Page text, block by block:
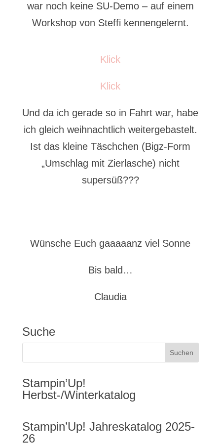
war noch keine SU-Demo – auf einem
Workshop von Steffi kennengelernt.
Klick
Klick
Und da ich gerade so in Fahrt war, habe
ich gleich weihnachtlich weitergebastelt.
Ist das kleine Täschchen (Bigz-Form
„Umschlag mit Zierlasche) nicht
supersüß???
Wünsche Euch gaaaaanz viel Sonne
Bis bald…
Claudia
Suche
Stampin’Up!
Herbst-/Winterkatalog
Stampin’Up! Jahreskatalog 2025-
26